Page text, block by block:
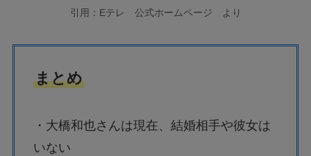
引用：Eテレ 公式ホームページ より
まとめ
・大橋和也さんは現在、結婚相手や彼女は
いない